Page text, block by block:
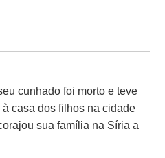
cunhado foi morto e teve
casa dos filhos na cidade
sua família na Síria a